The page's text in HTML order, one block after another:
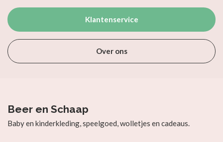
Klantenservice
Over ons
Beer en Schaap
Baby en kinderkleding, speelgoed, wolletjes en cadeaus.